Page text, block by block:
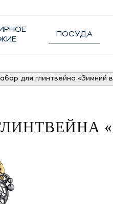
ПОСУДА
для глинтвейна «Зимний